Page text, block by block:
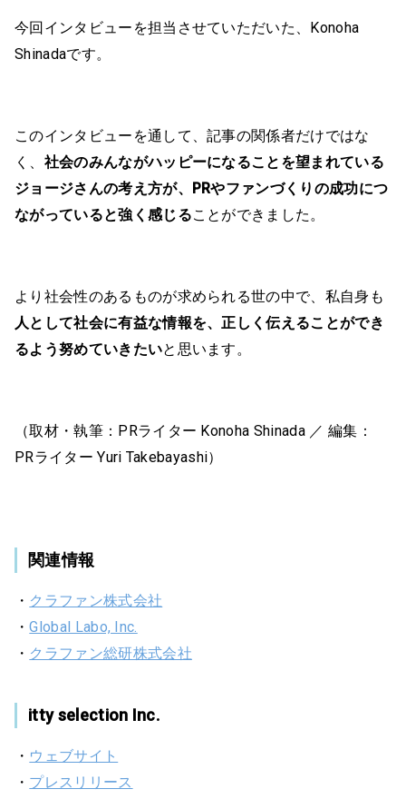
今回インタビューを担当させていただいた、Konoha
Shinadaです。
このインタビューを通して、記事の関係者だけではな
く、 社会のみんながハッピーになることを望まれている
ジョージさんの考え方が、PRやファンづくりの成功につ
ながっていると強く感じることができました。
より社会性のあるものが求められる世の中で、私自身も
人として社会に有益な情報を、正しく伝えることができ
るよう努めていきたいと思います。
（取材・執筆：PRライター Konoha Shinada ／ 編集：
PRライター Yuri Takebayashi）
関連情報
・ クラファン株式会社
・Global Labo, Inc.
・ クラファン総研株式会社
itty selection Inc.
・ ウェブサイト
・ プレスリリース